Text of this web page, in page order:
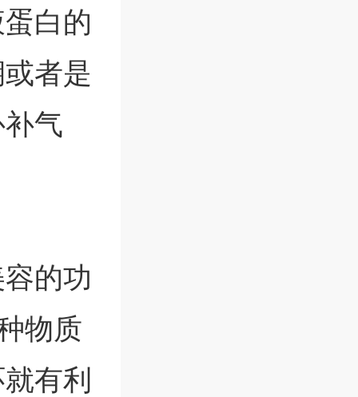
白的
者是
气
的功
物质
有利